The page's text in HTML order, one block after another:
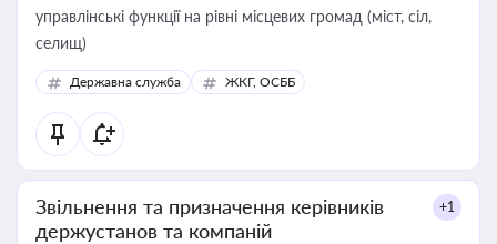
управлінські функції на рівні місцевих громад (міст, сіл,
селищ)
Державна служба ЖКГ, ОСББ
Звільнення та призначення керівників
держустанов та компаній
+1